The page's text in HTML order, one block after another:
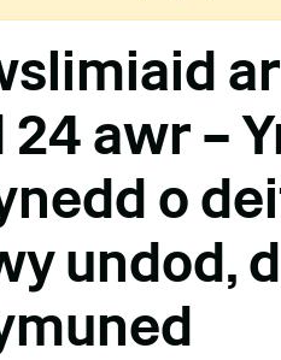
24 awr –
o
undod,